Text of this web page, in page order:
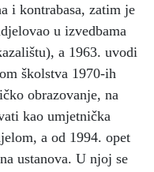
i kontrabasa, zatim je
u izvedbama
a 1963. uvodi
školstva 1970-ih
obrazovanje, na
kao umjetnička
a od 1994. opet
ustanova. U njoj se